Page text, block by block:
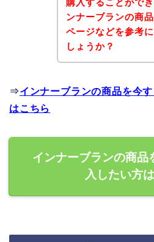
購入することがで
ンナーブランの商
ページなどを参考
しょうか？
⇒インナーブランの商品を今
はこちら
インナーブランの商品
入したい方